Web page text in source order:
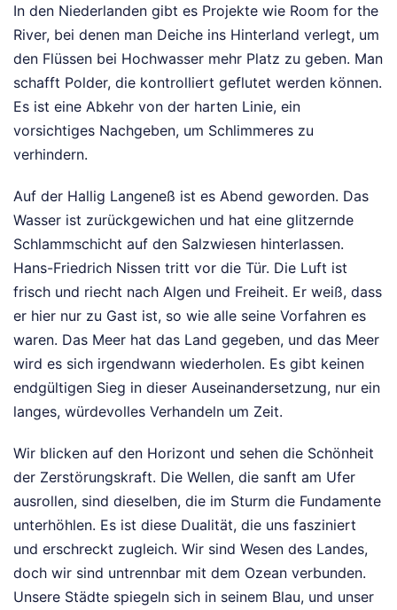
In den Niederlanden gibt es Projekte wie Room for the
River, bei denen man Deiche ins Hinterland verlegt, um
den Flüssen bei Hochwasser mehr Platz zu geben. Man
schafft Polder, die kontrolliert geflutet werden können.
Es ist eine Abkehr von der harten Linie, ein
vorsichtiges Nachgeben, um Schlimmeres zu
verhindern.
Auf der Hallig Langeneß ist es Abend geworden. Das
Wasser ist zurückgewichen und hat eine glitzernde
Schlammschicht auf den Salzwiesen hinterlassen.
Hans-Friedrich Nissen tritt vor die Tür. Die Luft ist
frisch und riecht nach Algen und Freiheit. Er weiß, dass
er hier nur zu Gast ist, so wie alle seine Vorfahren es
waren. Das Meer hat das Land gegeben, und das Meer
wird es sich irgendwann wiederholen. Es gibt keinen
endgültigen Sieg in dieser Auseinandersetzung, nur ein
langes, würdevolles Verhandeln um Zeit.
Wir blicken auf den Horizont und sehen die Schönheit
der Zerstörungskraft. Die Wellen, die sanft am Ufer
ausrollen, sind dieselben, die im Sturm die Fundamente
unterhöhlen. Es ist diese Dualität, die uns fasziniert
und erschreckt zugleich. Wir sind Wesen des Landes,
doch wir sind untrennbar mit dem Ozean verbunden.
Unsere Städte spiegeln sich in seinem Blau, und unser